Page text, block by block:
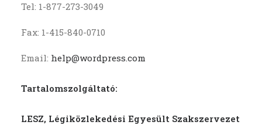
Tel: 1-877-273-3049
Fax: 1-415-840-0710
Email: help@wordpress.com
Tartalomszolgáltató:
LESZ, Légiközlekedési Egyesült Szakszervezet